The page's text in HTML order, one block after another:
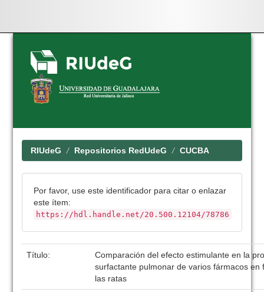
Skip
navigation
RIUdeG Repositorios RedUdeG CUCBA
Por favor, use este identificador para citar o enlazar
este ítem:
https://hdl.handle.net/20.500.12104/78786
Título:
Comparación del efecto estimulante en la
surfactante pulmonar de varios fármacos en
las ratas